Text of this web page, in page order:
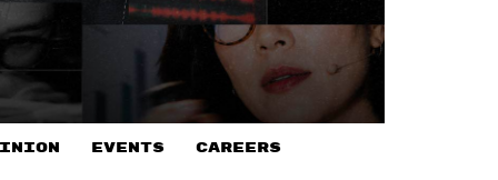
EVENTS CAREERS